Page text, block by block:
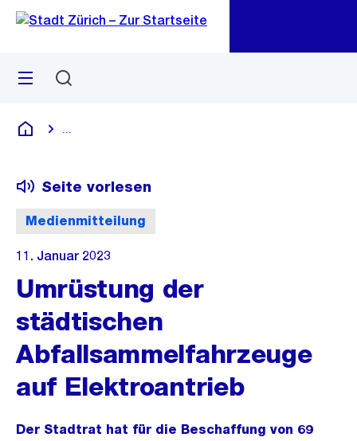
Navigation
Sprunglink
Menü
Deutsch
Medienmitteilung
Seite vorlesen
11. Januar 2023
Umrüstung der
städtischen
Abfallsammelfahrzeuge
auf Elektroantrieb
Der Stadtrat hat für die Beschaffung von 69